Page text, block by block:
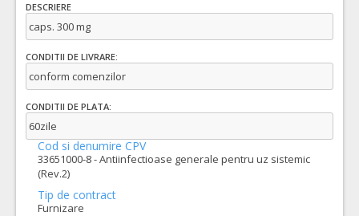
DESCRIERE
caps. 300 mg
CONDITII DE LIVRARE:
conform comenzilor
CONDITII DE PLATA:
60zile
Cod si denumire CPV
33651000-8 - Antiinfectioase generale pentru uz sistemic
(Rev.2)
Tip de contract
Furnizare